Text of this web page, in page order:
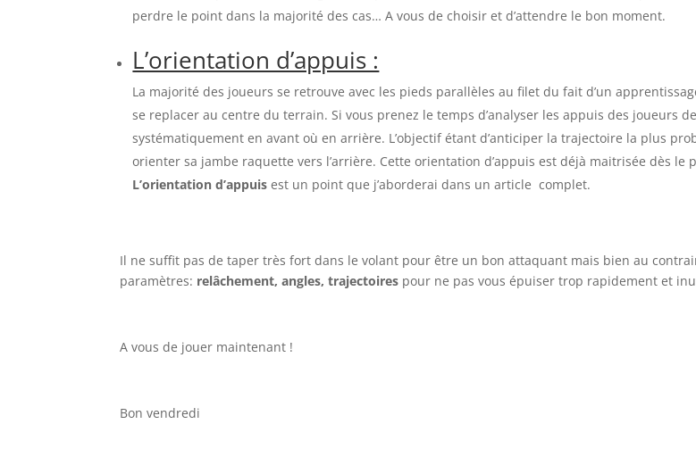
perdre le point dans la majorité des cas… A vous de choisir et d’attendre le bon moment.
L’orientation d’appuis :
La majorité des joueurs se retrouve avec les pieds parallèles au filet du fait d’un
se replacer au centre du terrain. Si vous prenez le temps d’analyser les appuis des joueurs
systématiquement en avant où en arrière. L’objectif étant d’anticiper la trajectoire la plus
orienter sa jambe raquette vers l’arrière. Cette orientation d’appuis est déjà maitrisée dès le
L’orientation d’appuis est un point que j’aborderai dans un article complet.
Il ne suffit pas de taper très fort dans le volant pour être un bon attaquant mais bien au
paramètres: relâchement, angles, trajectoires pour ne pas vous épuiser trop rapidement et
A vous de jouer maintenant !
Bon vendredi